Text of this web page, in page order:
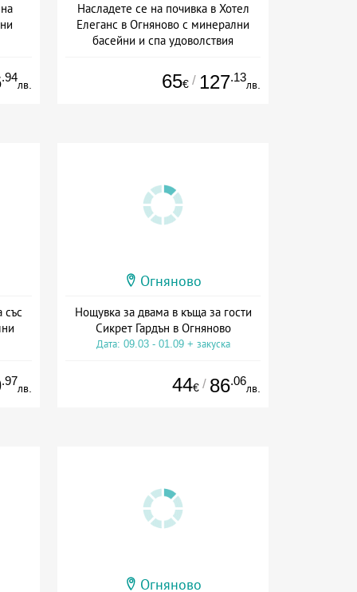
.94
лв.
Насладете се на почивка в Хотел
Елеганс в Огняново с минерални
басейни и спа удоволствия
65€ / 127.13
лв.
със
.97
лв.
Огняново
Нощувка за двама в къща за гости
Сикрет Гардън в Огняново
Дата: 09.03 - 01.09 + закуска
44€ / 86.06
лв.
Огняново